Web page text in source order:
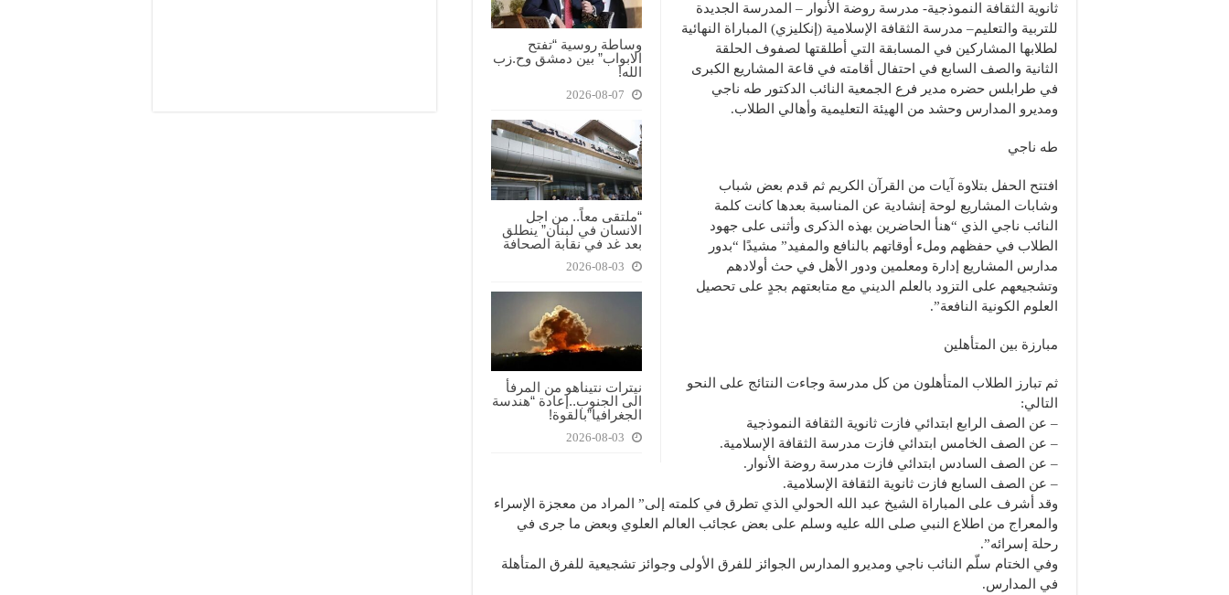
وساطة روسية “تفتح
الابواب” بين دمشق وح.زب
الله!
2026-08-07
“ملتقى معاً.. من اجل
الانسان في لبنان” ينطلق
بعد غد في نقابة الصحافة
2026-08-03
نيترات نتيناهو من المرفأ
الى الجنوب..إعادة “هندسة
الجغرافيا”بالقوة!
2026-08-03
ثانوية الثقافة النموذجية- مدرسة روضة الأنوار – المدرسة الجديدة
للتربية والتعليم– مدرسة الثقافة الإسلامية (إنكليزي) المباراة النهائية
لطلابها المشاركين في المسابقة التي أطلقتها لصفوف الحلقة
الثانية والصف السابع في احتفال أقامته في قاعة المشاريع الكبرى
في طرابلس حضره مدير فرع الجمعية النائب الدكتور طه ناجي
ومديرو المدارس وحشد من الهيئة التعليمية وأهالي الطلاب.
طه ناجي
افتتح الحفل بتلاوة آيات من القرآن الكريم ثم قدم بعض شباب
وشابات المشاريع لوحة إنشادية عن المناسبة بعدها كانت كلمة
النائب ناجي الذي “هنأ الحاضرين بهذه الذكرى وأثنى على جهود
الطلاب في حفظهم وملء أوقاتهم بالنافع والمفيد” مشيدًا “بدور
مدارس المشاريع إدارة ومعلمين ودور الأهل في حث أولادهم
وتشجيعهم على التزود بالعلم الديني مع متابعتهم بجدٍ على تحصيل
العلوم الكونية النافعة”.
مبارزة بين المتأهلين
ثم تبارز الطلاب المتأهلون من كل مدرسة وجاءت النتائج على النحو
التالي:
– عن الصف الرابع ابتدائي فازت ثانوية الثقافة النموذجية
– عن الصف الخامس ابتدائي فازت مدرسة الثقافة الإسلامية.
– عن الصف السادس ابتدائي فازت مدرسة روضة الأنوار.
– عن الصف السابع فازت ثانوية الثقافة الإسلامية.
وقد أشرف على المباراة الشيخ عبد الله الحولي الذي تطرق في كلمته إلى” المراد من معجزة الإسراء
والمعراج من اطلاع النبي صلى الله عليه وسلم على بعض عجائب العالم العلوي وبعض ما جرى في
رحلة إسرائه”.
وفي الختام سلّم النائب ناجي ومديرو المدارس الجوائز للفرق الأولى وجوائز تشجيعية للفرق المتأهلة
في المدارس.